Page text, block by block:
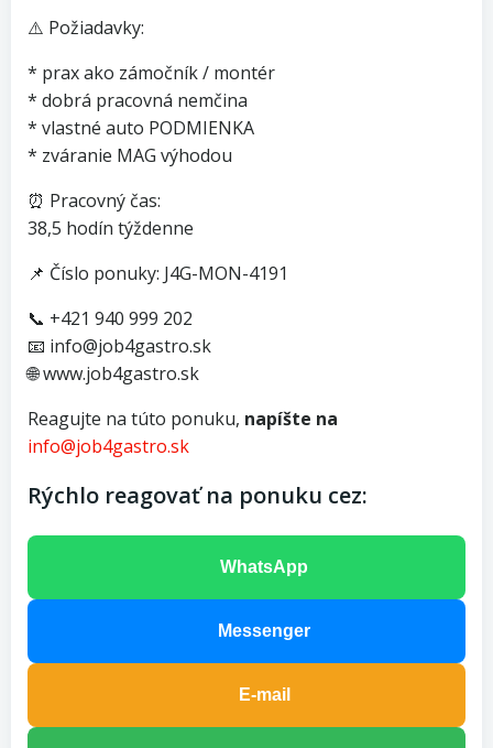
⚠️ Požiadavky:
* prax ako zámočník / montér
* dobrá pracovná nemčina
* vlastné auto PODMIENKA
* zváranie MAG výhodou
⏰ Pracovný čas:
38,5 hodín týždenne
📌 Číslo ponuky: J4G-MON-4191
📞 +421 940 999 202
📧 info@job4gastro.sk
🌐 www.job4gastro.sk
Reagujte na túto ponuku, napíšte na
info@job4gastro.sk
Rýchlo reagovať na ponuku cez:
WhatsApp
Messenger
E-mail